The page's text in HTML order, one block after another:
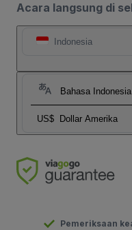
Acara langsung di
Indonesia
Bahasa Indonesia
US$ Dollar Amerika
Pemeriksaan